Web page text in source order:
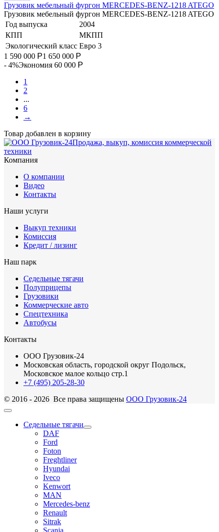
Грузовик мебельный фургон MERCEDES-BENZ-1218 ATEGO
Грузовик мебельный фургон MERCEDES-BENZ-1218 ATEGO
Год выпуска
2004
КПП
МКПП
Экологический класс Евро 3
1 590 000 Р1 650 000 Р
- 4%Экономия 60 000 Р
1
2
...
6
→
Товар добавлен в корзину
Продажа, выкуп, комиссия коммерческой
техники
Компания
О компании
Видео
Контакты
Наши услуги
Выкуп техники
Комиссия
Кредит / лизинг
Наш парк
Седельные тягачи
Полуприцепы
Грузовики
Коммерческие авто
Спецтехника
Автобусы
Контакты
ООО Грузовик-24
Московская область, городской округ Подольск,
Московское малое кольцо стр.1
+7 (495) 205-28-30
© 2016 - 2026 Все права защищены ООО Грузовик-24
Седельные тягачи
DAF
Ford
Foton
Freghtliner
Hyundai
Iveco
Kenwort
MAN
Mercedes-benz
Renault
Sitrak
Scania